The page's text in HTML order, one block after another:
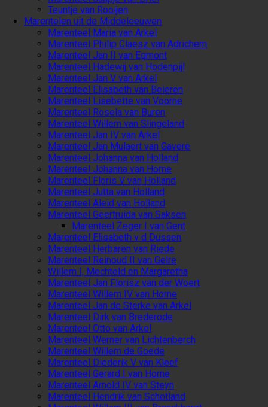
Teuntje van Rooijen
Marentelen uit de Middeleeuwen
Marenteel Maria van Arkel
Marenteel Philip Claesz van Adrichem
Marenteel Jan II van Egmont
Marenteel Hadewij van Hodenpijl
Marenteel Jan V van Arkel
Marenteel Elisabeth van Beieren
Marenteel Lisebette van Voorne
Marenteel Rosela van Buren
Marenteel Willem van Slingeland
Marenteel Jan IV van Arkel
Marenteel Jan Mulaert van Gavere
Marenteel Johanna van Holland
Marenteel Johanna van Horne
Marenteel Floris V van Holland
Marenteel Jutta van Holland
Marenteel Aleid van Holland
Marenteel Geertruida van Saksen
Marenteel Zeger I van Gent
Marenteel Elisabeth v d Dussen
Marenteel Herbaren van Riede
Marenteel Reinoud II van Gelre
Willem I, Mechteld en Margaretha
Marenteel Jan Florisz van der Woert
Marenteel Willem IV van Horne
Marenteel Jan de Sterke van Arkel
Marenteel Dirk van Brederode
Marenteel Otto van Arkel
Marenteel Werner van Lichtenberch
Marenteel Willem de Goede
Marenteel Diederik V van Kleef
Marenteel Gerard I van Horne
Marenteel Arnold IV van Steyn
Marenteel Hendrik van Schotland